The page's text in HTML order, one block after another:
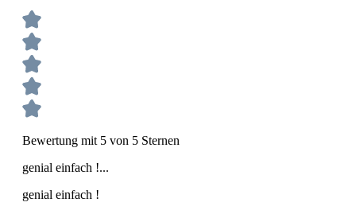
Bewertung mit 5 von 5 Sternen
genial einfach !...
genial einfach !